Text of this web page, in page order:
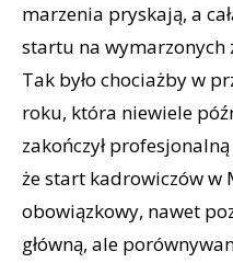
marzenia pryskają, a
startu na wymarzonych
Tak było chociażby w
roku, która niewiele
zakończył
że start kadrowiczów w
obowiązkowy, nawet
główną, ale